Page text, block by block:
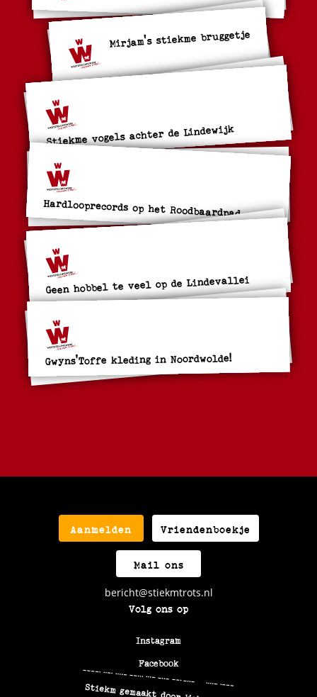
Mirjam's stiekme bruggetje
Stiekme vogels achter de Lindewijk
Hardlooprecords op het Roodbaardpad
Geen hobbel te veel op de Lindevallei
Gwyns'Toffe kleding in Noordwolde!
Aanmelden Vriendenboekje
Mail ons
bericht@stiekmtrots.nl
Volg ons op
Instagram
Facebook
9F47VXGX+4J
Stiekm gemaakt door